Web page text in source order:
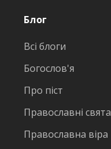
Блог
Всі блоги
Богослов'я
Про піст
Православні свята
Православна віра